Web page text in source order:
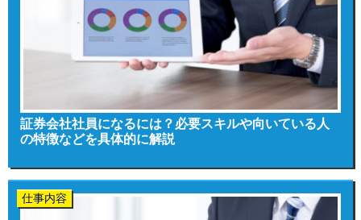
証券会社社員になるには？必要スキルや向いている人
の特徴などを具体的に解説
仕事内容